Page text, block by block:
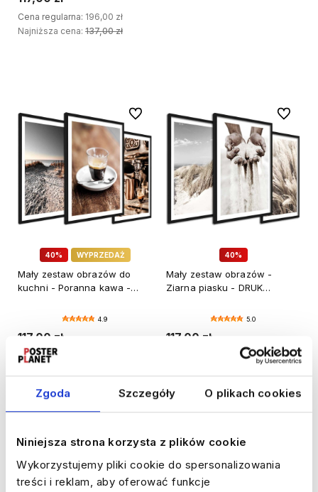
Zgoda Szczegóły O plikach cookies
Niniejsza strona korzysta z plików cookie
Wykorzystujemy pliki cookie do spersonalizowania
treści i reklam, aby oferować funkcje
Cena regularna: 196,00 zł
Najniższa cena: 137,00 zł
40% WYPRZEDAŻ
Mały zestaw obrazów do
kuchni - Poranna kawa -
4.9
117,00 zł
Cena regularna:
Do ulubionych
40%
Mały zestaw obrazów -
Ziarna piasku - DRUK
5.0
117,00 zł
196,00 zł
Do